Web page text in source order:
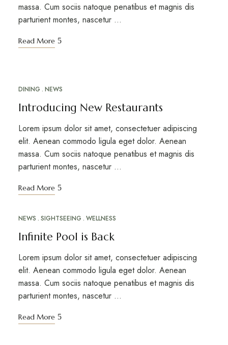
massa. Cum sociis natoque penatibus et magnis dis
parturient montes, nascetur …
Read More
APR
DINING NEWS
Introducing New Restaurants
Lorem ipsum dolor sit amet, consectetuer adipiscing
elit. Aenean commodo ligula eget dolor. Aenean
massa. Cum sociis natoque penatibus et magnis dis
parturient montes, nascetur …
Read More
APR
NEWS SIGHTSEEING WELLNESS
Infinite Pool is Back
Lorem ipsum dolor sit amet, consectetuer adipiscing
elit. Aenean commodo ligula eget dolor. Aenean
massa. Cum sociis natoque penatibus et magnis dis
parturient montes, nascetur …
Read More